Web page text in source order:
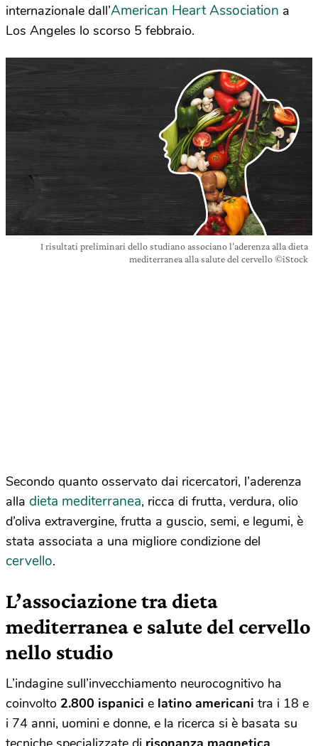
internazionale dall’American Heart Association a
Los Angeles lo scorso 5 febbraio.
I risultati preliminari dello studiano associano l’aderenza alla dieta
mediterranea alla salute del cervello ©iStock
Secondo quanto osservato dai ricercatori, l’aderenza
alla dieta mediterranea, ricca di frutta, verdura, olio
d’oliva extravergine, frutta a guscio, semi, e legumi, è
stata associata a una migliore condizione del
cervello.
L’associazione tra dieta
mediterranea e salute del cervello
nello studio
L’indagine sull’invecchiamento neurocognitivo ha
coinvolto 2.800 ispanici e latino americani tra i 18 e
i 74 anni, uomini e donne, e la ricerca si è basata su